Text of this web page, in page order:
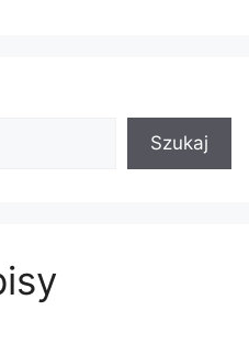
Szukaj